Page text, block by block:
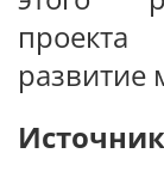
проекта
развитие